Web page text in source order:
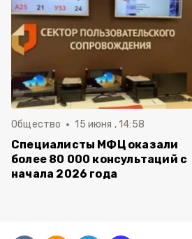
Общество 15 июня , 14:58
Специалисты МФЦ оказали
более 80 000 консультаций с
начала 2026 года